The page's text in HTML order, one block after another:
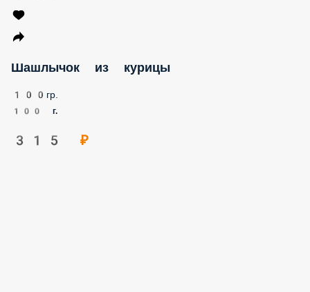
Шашлычок из курицы
100гр.
100 г.
315 ₽